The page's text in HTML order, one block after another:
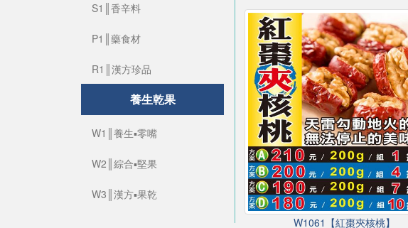
W1061【紅棗夾核桃】
S1║香辛料
P1║藥食材
R1║漢方珍品
養生乾果
W1║養生▪零嘴
W2║綜合▪堅果
W3║漢方▪果乾